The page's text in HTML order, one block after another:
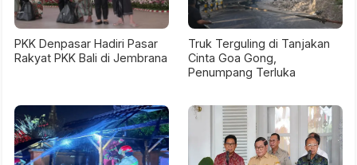
PKK Denpasar Hadiri Pasar
Rakyat PKK Bali di Jembrana
Truk Terguling di Tanjakan
Cinta Goa Gong,
Penumpang Terluka